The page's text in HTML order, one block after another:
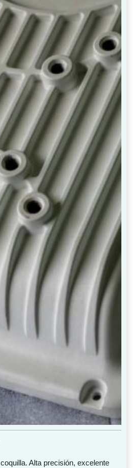
Alta precisión, excelente